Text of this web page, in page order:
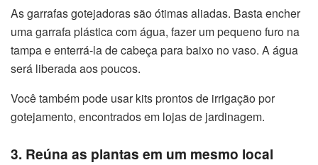
As garrafas gotejadoras são ótimas aliadas. Basta encher
uma garrafa plástica com água, fazer um pequeno furo na
tampa e enterrá-la de cabeça para baixo no vaso. A água
será liberada aos poucos.
Você também pode usar kits prontos de irrigação por
gotejamento, encontrados em lojas de jardinagem.
3. Reúna as plantas em um mesmo local